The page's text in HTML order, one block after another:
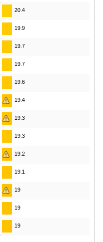
20.4
19.9
19.7
19.7
19.6
19.4
19.3
19.3
19.2
19.1
19
19
19